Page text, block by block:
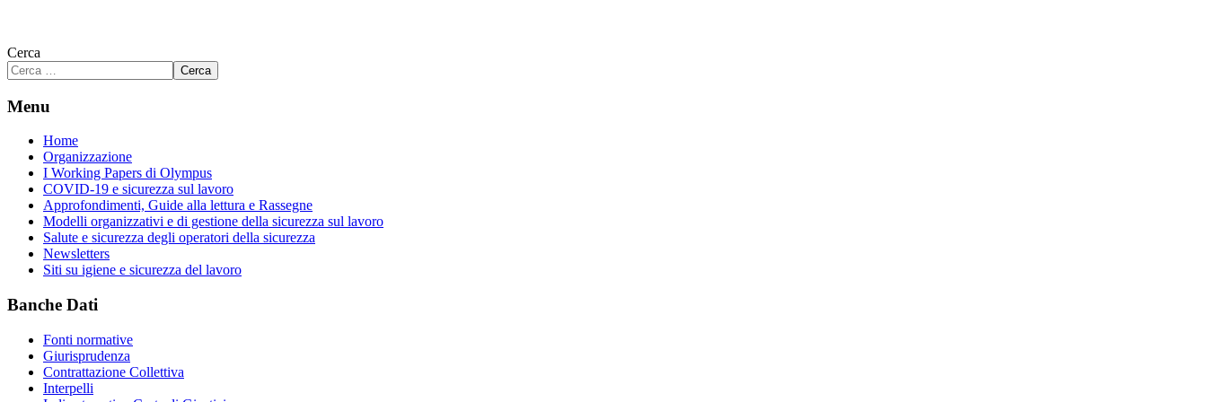
Cerca
Cerca
Menu
Home
Organizzazione
I Working Papers di Olympus
COVID-19 e sicurezza sul lavoro
Approfondimenti, Guide alla lettura e Rassegne
Modelli organizzativi e di gestione della sicurezza sul lavoro
Salute e sicurezza degli operatori della sicurezza
Newsletters
Siti su igiene e sicurezza del lavoro
Banche Dati
Fonti normative
Giurisprudenza
Contrattazione Collettiva
Interpelli